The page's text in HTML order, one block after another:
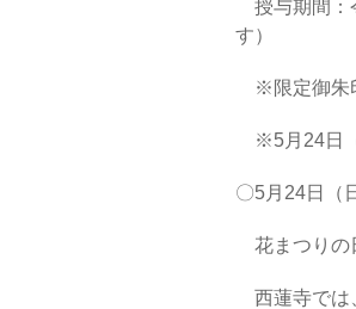
授与期間：
す）
※限定御朱
※5月24日（
〇5月24日（
花まつりの
西蓮寺では